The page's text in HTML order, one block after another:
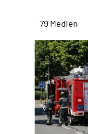
79 Medien